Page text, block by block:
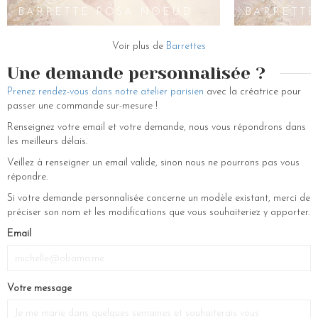
perles blanches. Cet accessoire pour cheveux est une véritable pièce
de bijoux de tête fait-main avec soin pour garantir une qualité
une note romantique à n’importe quelle coiffure, que ce soit pour une
votre tenue quotidienne.
Vous souhaitez accessoiriser votre coiffure mariage ou votre look en
général avec nos pinces croco ? La maison de bijouterie Les
Couronnes de Victoire vous propose une large gamme de
compositions de fleurs naturelles telles que les barrettes fleuries, les
paillettes, les boucles d oreilles ornées d’hortensias, etc. Ces
accessoires sont ajourés par notre équipe d’artisans avec amour, non
seulement pour votre mariage champêtre, mais aussi pour toutes les
occasions spéciales !
L
BARRETTE ROSA NOEUD
Voir plus de Barrettes
Une demande personnalisée ?
Prenez rendez-vous dans notre atelier parisien avec la créatrice pour
passer une commande sur-mesure !
Renseignez votre email et votre demande, nous vous répondrons dans
les meilleurs délais.
Veillez à renseigner un email valide, sinon nous ne pourrons pas vous
répondre.
Si votre demande personnalisée concerne un modèle existant, merci de
préciser son nom et les modifications que vous souhaiteriez y apporter.
If
are
human,
Email
Votre message